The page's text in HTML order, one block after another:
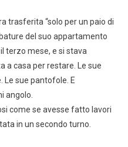
trasferita “solo per un paio di
del suo appartamento
terzo mese, e si stava
a casa per restare. Le sue
Le sue pantofole. E
angolo.
come se avesse fatto lavori
in un secondo turno.